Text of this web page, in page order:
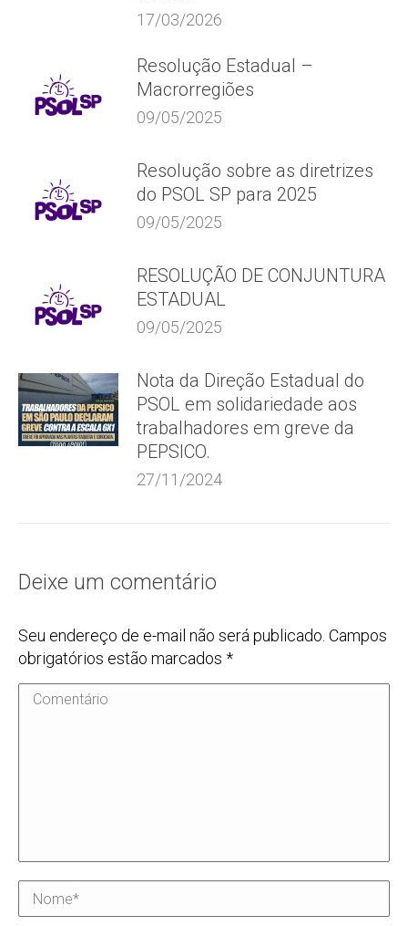
17/03/2026
Resolução Estadual –
Macrorregiões
09/05/2025
Resolução sobre as diretrizes
do PSOL SP para 2025
09/05/2025
RESOLUÇÃO DE CONJUNTURA
ESTADUAL
09/05/2025
Nota da Direção Estadual do
PSOL em solidariedade aos
trabalhadores em greve da
PEPSICO.
27/11/2024
Deixe um comentário
Seu endereço de e-mail não será publicado. Campos
obrigatórios estão marcados *
Comentário
Nome *